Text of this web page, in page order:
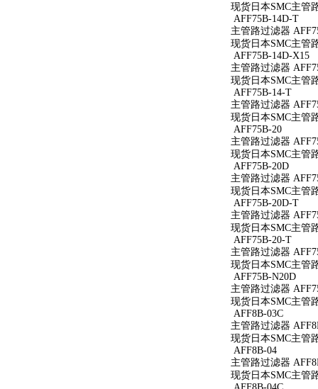
现货日本SMC主管
AFF75B-14D-T
主管路过滤器
现货日本SMC主管
AFF75B-14D-X15
主管路过滤器
现货日本SMC主管
AFF75B-14-T
主管路过滤器
现货日本SMC主管
AFF75B-20
主管路过滤器
现货日本SMC主管
AFF75B-20D
主管路过滤器
现货日本SMC主管
AFF75B-20D-T
主管路过滤器
现货日本SMC主管
AFF75B-20-T
主管路过滤器
现货日本SMC主管
AFF75B-N20D
主管路过滤器
现货日本SMC主管
AFF8B-03C
主管路过滤器
现货日本SMC主管
AFF8B-04
主管路过滤器
现货日本SMC主管